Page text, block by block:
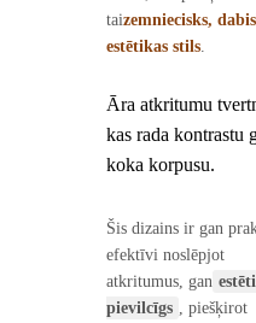
taizemniecisks,
estētikas stils
Āra atkritumu
kas rada kontrastu
koka korpusu.
Šis dizains ir gan
efektīvi noslēpjot
atkritumus, gan
pievilcīgs
, piešķirot